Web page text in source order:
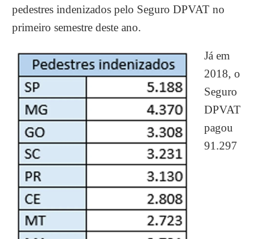
pedestres indenizados pelo Seguro DPVAT no
primeiro semestre deste ano.
Já em
2018, o
Seguro
DPVAT
pagou
91.297